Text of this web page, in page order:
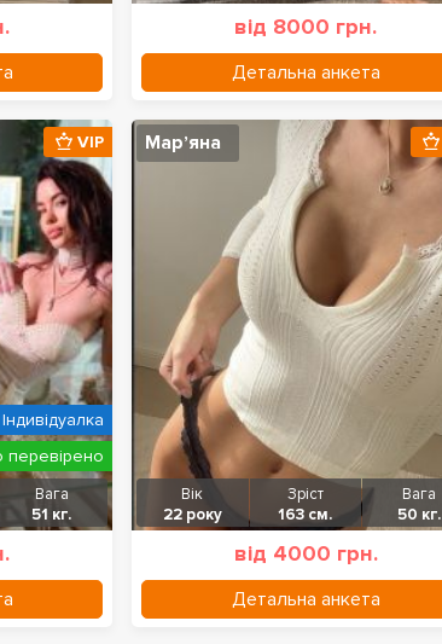
від 8000 грн.
Детальна анкета
Вага
51 кг.
VIP
перевірено
Індивідуалка
Марʼяна
Вік
22 року
Зріст
163 см.
Вага
50 кг.
від 4000 грн.
Детальна анкета